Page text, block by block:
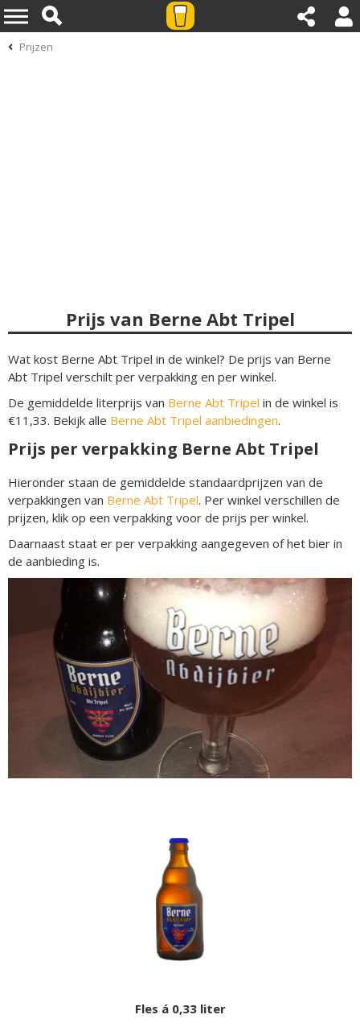
Prijzen
Prijs van Berne Abt Tripel
Wat kost Berne Abt Tripel in de winkel? De prijs van Berne
Abt Tripel verschilt per verpakking en per winkel.
De gemiddelde literprijs van Berne Abt Tripel in de winkel is
€11,33. Bekijk alle Berne Abt Tripel aanbiedingen.
Prijs per verpakking Berne Abt Tripel
Hieronder staan de gemiddelde standaardprijzen van de
verpakkingen van Berne Abt Tripel. Per winkel verschillen de
prijzen, klik op een verpakking voor de prijs per winkel.
Daarnaast staat er per verpakking aangegeven of het bier in
de aanbieding is.
Fles á 0,33 liter